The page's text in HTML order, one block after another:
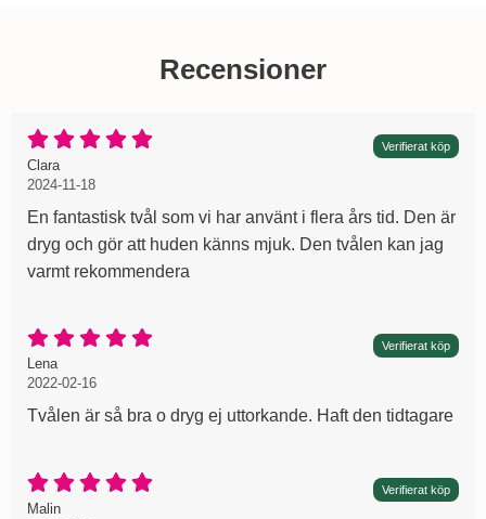
Recensioner
Betyg: 5 Stjärnor av 5 Verifierat köp
Recension av:
Clara, 2024-11-18
, 2024-11-18
2024-11-18
En fantastisk tvål som vi har använt i flera års tid. Den är
dryg och gör att huden känns mjuk. Den tvålen kan jag
varmt rekommendera
Betyg: 5 Stjärnor av 5 Verifierat köp
Recension av:
Lena, 2022-02-16
, 2022-02-16
2022-02-16
Tvålen är så bra o dryg ej uttorkande. Haft den tidtagare
Betyg: 5 Stjärnor av 5 Verifierat köp
Recension av:
Malin, 2021-07-14
, 2021-07-14